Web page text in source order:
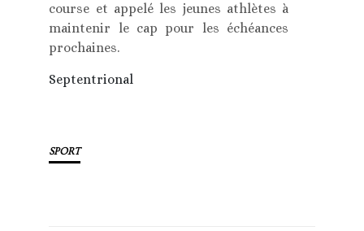
course et appelé les jeunes athlètes à
maintenir le cap pour les échéances
prochaines.
Septentrional
SPORT